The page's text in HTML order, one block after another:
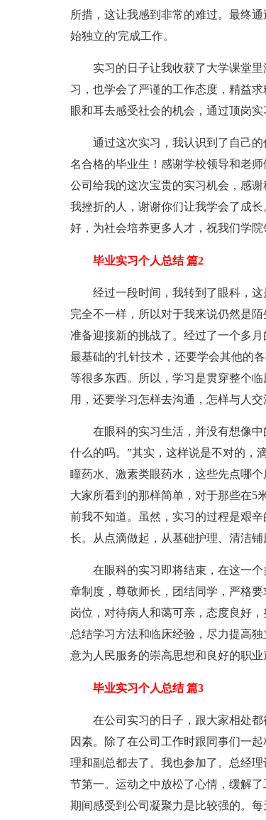
所措，这让我感到非常的难过。最终
始独立的'完成工作。
实习的日子让我收获了大学课堂里
习，也学会了严谨的工作态度，精益
眼和耳去感受社会的机会，通过顶岗
通过这次实习，我认识到了自己的
名合格的毕业生！感谢学校领导和老
公司给我的这次宝贵的实习机会，感
我挫折的人，谢谢你们让我学会了成
好，为社会培养更多人才，祝我们学
毕业实习个人总结 篇2
经过一段时间，我转到了眼科，这
完全不一样，所以对于我来说仍然是
准备迎接新的挑战了。经过了一个多
最基础的'扎针技术，还要学会其他的
等很多东西。所以，学习是贯穿整个
用，还要学习怎样去沟通，怎样与人交
在眼科的实习生活，并没有想像中
什么的吗。”其实，这样说是不对的，
瞳药水、激素类眼药水，这些先点哪
大家所看到的那样简单，对于那些在5
前我不知道。虽然，实习的过程是艰
长。从点滴做起，从基础护理、清洁铺
在眼科的实习即将结束，在这一个
章制度，尊敬师长，团结同学，严格
岗位，对待病人和蔼可亲，态度良好
总结学习方法和临床经验，尽力提高
意为人民服务的崇高思想和良好的职业
毕业实习个人总结 篇3
在公司实习的日子，跟大家相处都
因素。除了在公司工作时跟同事们一
理和副总都去了。我也参加了。总经
节第一。运动之中放松了心情，缓解
期间感受到公司凝聚力是比较强的。